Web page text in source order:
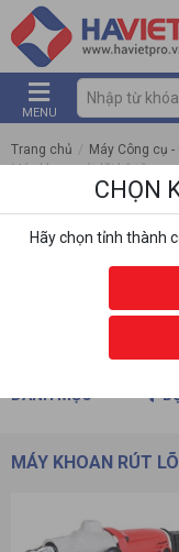
MENU
Trang chủ / Máy Công cụ
Máy khoan rút lõi bê tông
DANH MỤC
MÁY KHOAN RÚT
CHỌN
Hãy chọn tỉnh thành